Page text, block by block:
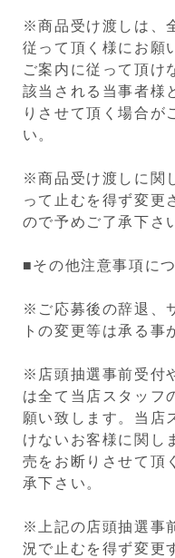
※商品受け渡しは、
従って頂く様にお願
ご案内に従って頂け
該当される当事者様
りさせて頂く場合が
い。
※商品受け渡しに関
って止むを得ず変更
ので予めご了承下さ
■その他注意事項に
※ご応募後の辞退、
トの変更等は承る事
※店頭抽選事前受付
は全て当店スタッフ
願い致します。当店
けないお客様に関し
売をお断りさせて頂
承下さい。
※上記の店頭抽選事
況で止むを得ず変更